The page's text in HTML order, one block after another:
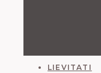
CATEGORIES
LIEVITATI